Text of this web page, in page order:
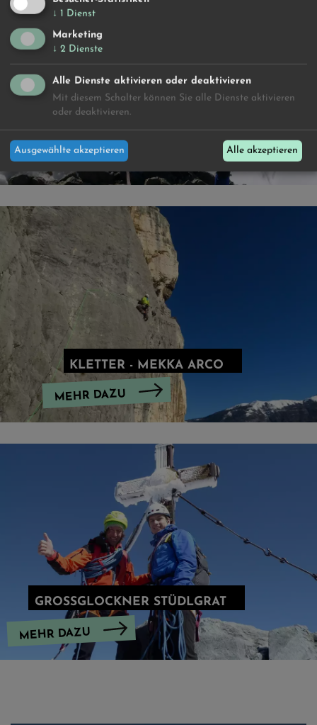
BERNINA
MEHR DAZU
KLETTER - MEKKA ARCO
MEHR DAZU
GROSSGLOCKNER STÜDLGRAT
MEHR DAZU
↓ 1 Dienst
Marketing
↓ 2 Dienste
Alle Dienste aktivieren oder deaktivieren
Mit diesem Schalter können Sie alle Dienste aktivieren
oder deaktivieren.
Ausgewählte akzeptieren Alle akzeptieren